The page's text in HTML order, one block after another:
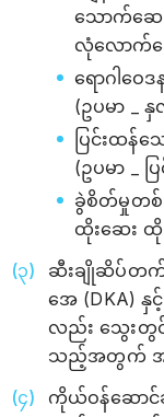
သောက်ဆေ
လုံလောက်အ
ရောဂါဝေဒ
(ဥပမာ _
ပြင်းထန်သ
(ဥပမာ _ ပ
ခွဲစိတ်မှုတစ်
ထိုးဆေး
ဆီးချိုဆိပ်တက်
အေ (DKA)
လည်း သွေးတွ
သည့်အတွက် အ
ကိုယ်ဝန်ဆောင်